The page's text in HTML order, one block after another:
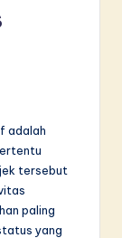
adalah
tersebut
paling
yang